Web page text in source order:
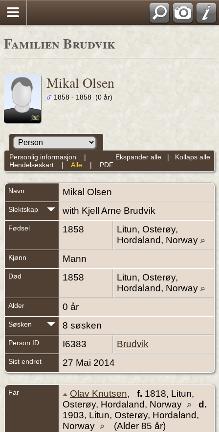
Familien Brudvik
Mikal Olsen
1858 - 1858 (0 år)
Ekspander alle | Kollaps alle
Personlig informasjon |
Hendelseskart| Alle | PDF
Navn Mikal Olsen
Slektskap with Kjell Arne Brudvik
Fødsel 1858
Litun, Osterøy,
Hordaland, Norway
Kjønn Mann
Død 1858
Litun, Osterøy,
Hordaland, Norway
Alder 0 år
Søsken 8 søsken
Person ID I6383 Brudvik
Sist endret 27 Mai 2014
Far Olav Knutsen, f. 1818, Litun,
Osterøy, Hordaland, Norway
d.
1903, Litun, Osterøy, Hordaland,
Norway
(Alder 85 år)